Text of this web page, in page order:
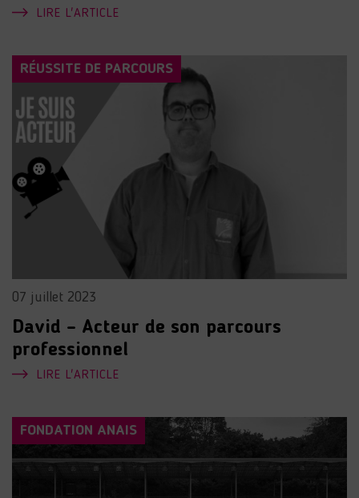
LIRE L'ARTICLE
RÉUSSITE DE PARCOURS
07 juillet 2023
David – Acteur de son parcours
professionnel
LIRE L'ARTICLE
FONDATION ANAIS